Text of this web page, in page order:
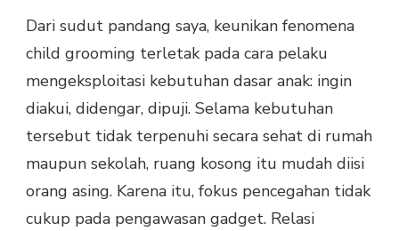
Dari sudut pandang saya, keunikan fenomena
child grooming terletak pada cara pelaku
mengeksploitasi kebutuhan dasar anak: ingin
diakui, didengar, dipuji. Selama kebutuhan
tersebut tidak terpenuhi secara sehat di rumah
maupun sekolah, ruang kosong itu mudah diisi
orang asing. Karena itu, fokus pencegahan tidak
cukup pada pengawasan gadget. Relasi